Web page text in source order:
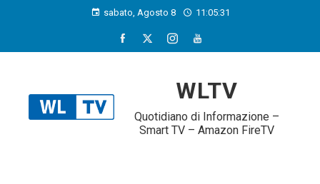
sabato, Agosto 8 11:05:31
WLTV
Quotidiano di Informazione –
Smart TV – Amazon FireTV